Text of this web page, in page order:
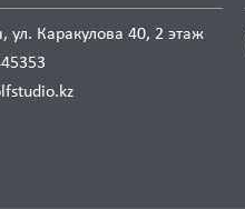
ул. Каракулова 40, 2 этаж